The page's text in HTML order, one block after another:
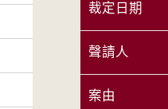
裁定日期
聲請人
案由